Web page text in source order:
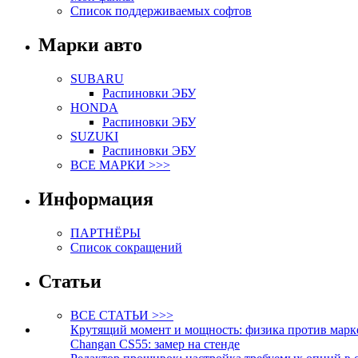
Список поддерживаемых софтов
Марки авто
SUBARU
Распиновки ЭБУ
HONDA
Распиновки ЭБУ
SUZUKI
Распиновки ЭБУ
ВСЕ МАРКИ >>>
Информация
ПАРТНЁРЫ
Список сокращений
Статьи
ВСЕ СТАТЬИ >>>
Крутящий момент и мощность: физика против
Changan CS55: замер на стенде